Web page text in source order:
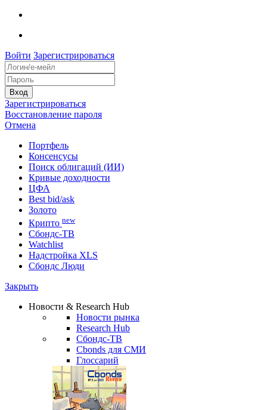
Войти Зарегистрироваться
Зарегистрироваться
Восстановление пароля
Отмена
Портфель
Консенсусы
Поиск облигаций (ИИ)
Кривые доходности
ЦФА
Best bid/ask
Золото
Крипто new
Сбондс-ТВ
Watchlist
Надстройка XLS
Сбондс Люди
Закрыть
Новости & Research Hub
Новости рынка
Research Hub
Сбондс-ТВ
Cbonds для СМИ
Глоссарий